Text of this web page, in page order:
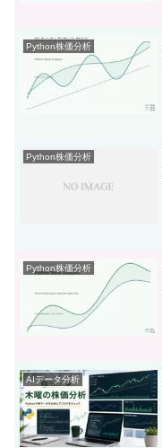
Python株価分析
Python株価分析
Python株価分析
AIデータ分析